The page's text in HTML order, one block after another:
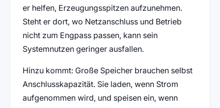
er helfen, Erzeugungsspitzen aufzunehmen.
Steht er dort, wo Netzanschluss und Betrieb
nicht zum Engpass passen, kann sein
Systemnutzen geringer ausfallen.
Hinzu kommt: Große Speicher brauchen selbst
Anschlusskapazität. Sie laden, wenn Strom
aufgenommen wird, und speisen ein, wenn